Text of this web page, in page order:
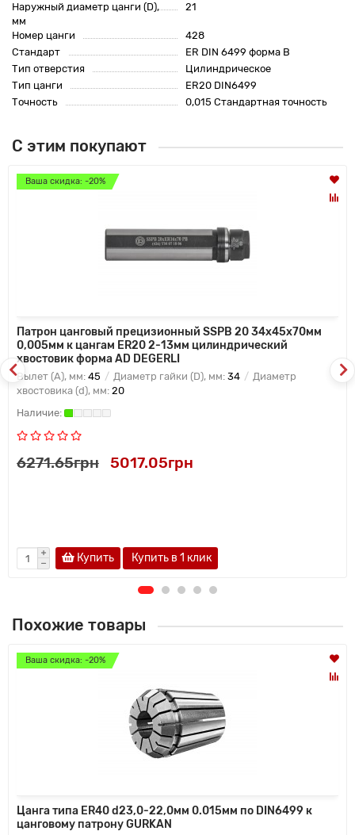
Наружный диаметр цанги (D),
мм
21
Номер цанги
428
Стандарт
ER DIN 6499 форма B
Тип отверстия
Цилиндрическое
Тип цанги
ER20 DIN6499
Точность
0,015 Стандартная точность
С этим покупают
Ваша скидка: -20%
Патрон цанговый прецизионный SSPB 20 34x45x70мм
0,005мм к цангам ER20 2-13мм цилиндрический
хвостовик форма AD DEGERLI
Вылет (A), мм: 45 Диаметр гайки (D), мм: 34
Диаметр
хвостовика (d), мм: 20
6271.65грн 5017.05грн
Купить Купить в 1 клик
Похожие товары
Ваша скидка: -20%
Цанга типа ER40 d23,0-22,0мм 0.015мм по DIN6499 к
цанговому патрону GURKAN